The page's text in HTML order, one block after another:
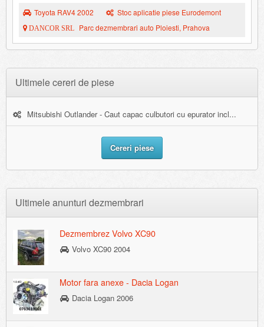
Toyota RAV4 2002 Stoc aplicatie piese Eurodemont
DANCOR SRL Parc dezmembrari auto Ploiesti, Prahova
Ultimele cereri de piese
Mitsubishi Outlander - Caut capac culbutori cu epurator incl...
Cereri piese
Ultimele anunturi dezmembrari
Dezmembrez Volvo XC90
Volvo XC90 2004
Motor fara anexe - Dacia Logan
Dacia Logan 2006